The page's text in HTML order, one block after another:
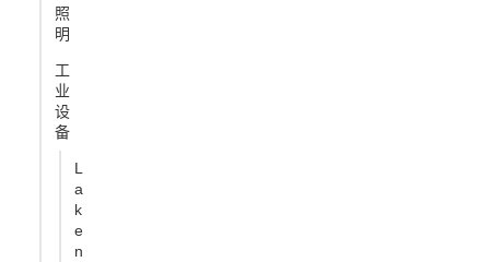
照
明
工
业
设
备
L
a
k
e
n